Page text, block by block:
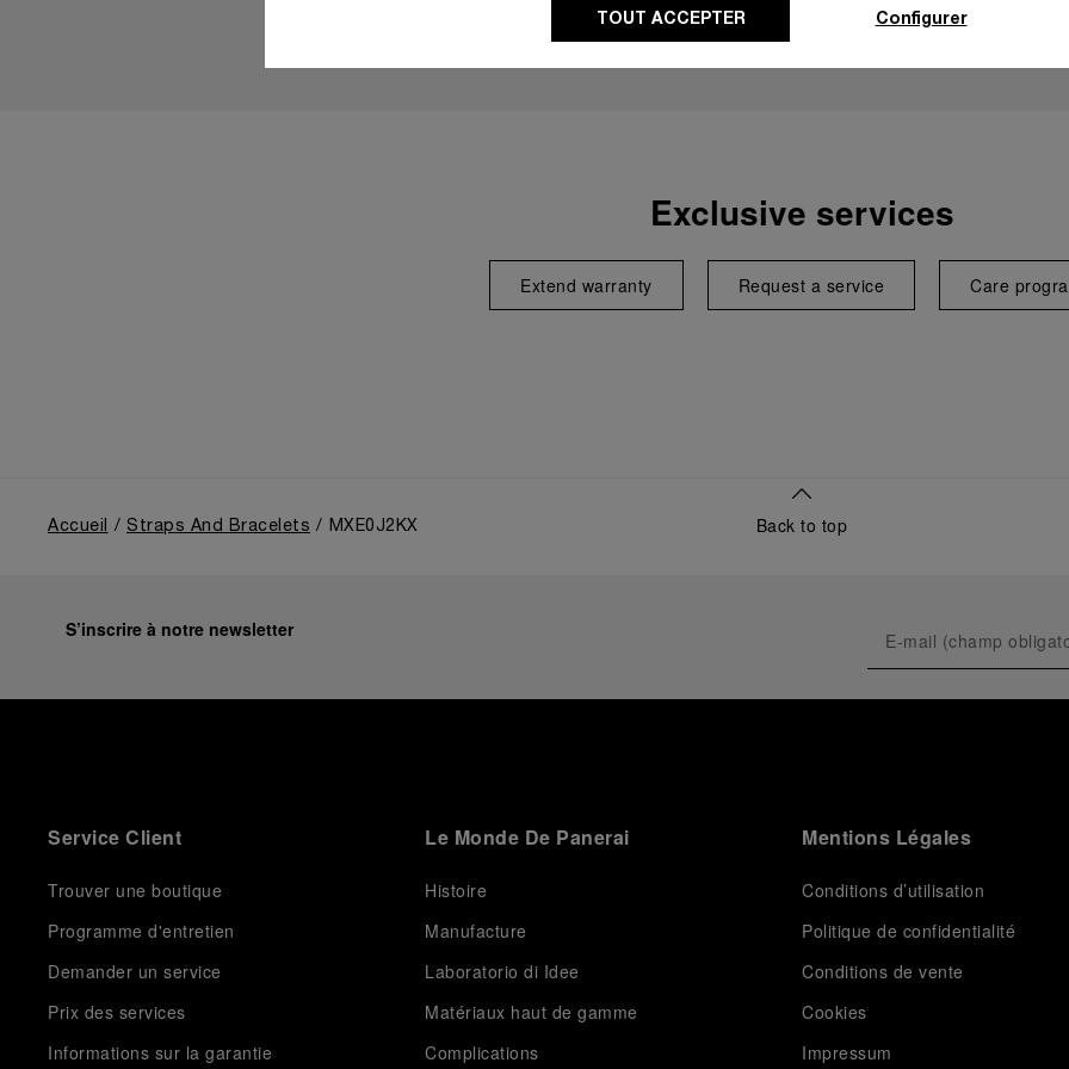
Exclusive services
Extend warranty Request a service Care
Accueil Straps And Bracelets MXE0J2KX Back to top
S’inscrire à notre newsletter
Service Client
Trouver une boutique
Programme d'entretien
Demander un service
Prix des services
Informations sur la garantie
Le Monde De Panerai
Histoire
Manufacture
Laboratorio di Idee
Matériaux haut de gamme
Complications
Mentions Légales
Conditions d’utilisation
Politique de confidentialité
Conditions de vente
Cookies
Impressum
TOUT ACCEPTER Configurer